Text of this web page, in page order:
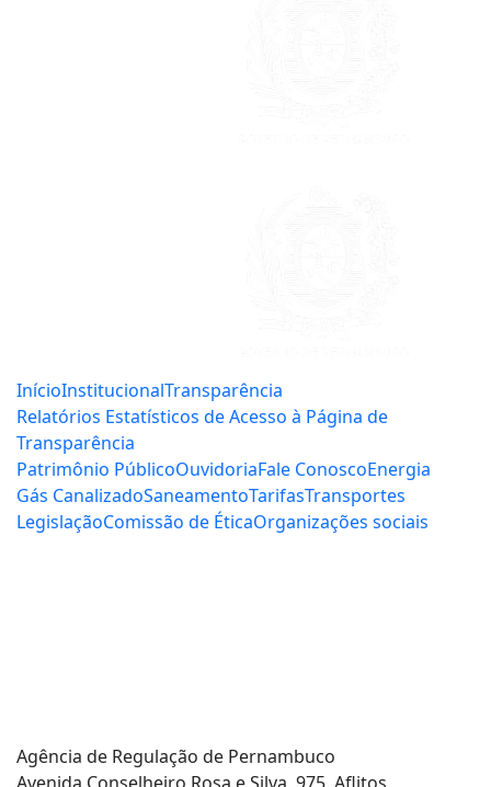
InícioInstitucionalTransparência
Relatórios Estatísticos de Acesso à Página de
Transparência
Patrimônio PúblicoOuvidoriaFale ConoscoEnergia
Gás CanalizadoSaneamentoTarifasTransportes
LegislaçãoComissão de ÉticaOrganizações sociais
Agência de Regulação de Pernambuco